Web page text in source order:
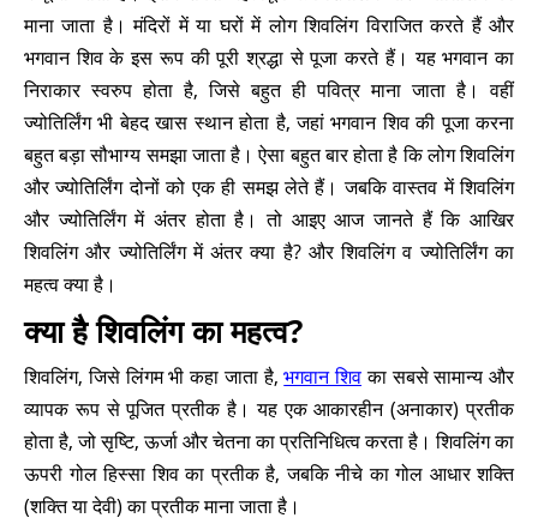
माना जाता है। मंदिरों में या घरों में लोग शिवलिंग विराजित करते हैं और
भगवान शिव के इस रूप की पूरी श्रद्धा से पूजा करते हैं। यह भगवान का
निराकार स्वरुप होता है, जिसे बहुत ही पवित्र माना जाता है। वहीं
ज्योतिर्लिंग भी बेहद खास स्थान होता है, जहां भगवान शिव की पूजा करना
बहुत बड़ा सौभाग्य समझा जाता है। ऐसा बहुत बार होता है कि लोग शिवलिंग
और ज्योतिर्लिंग दोनों को एक ही समझ लेते हैं। जबकि वास्तव में शिवलिंग
और ज्योतिर्लिंग में अंतर होता है। तो आइए आज जानते हैं कि आखिर
शिवलिंग और ज्योतिर्लिंग में अंतर क्या है? और शिवलिंग व ज्योतिर्लिंग का
महत्व क्या है।
क्या है शिवलिंग का महत्व?
शिवलिंग, जिसे लिंगम भी कहा जाता है,भगवान शिवका सबसे सामान्य और
व्यापक रूप से पूजित प्रतीक है। यह एक आकारहीन (अनाकार) प्रतीक
होता है, जो सृष्टि, ऊर्जा और चेतना का प्रतिनिधित्व करता है। शिवलिंग का
ऊपरी गोल हिस्सा शिव का प्रतीक है, जबकि नीचे का गोल आधार शक्ति
(शक्ति या देवी) का प्रतीक माना जाता है।